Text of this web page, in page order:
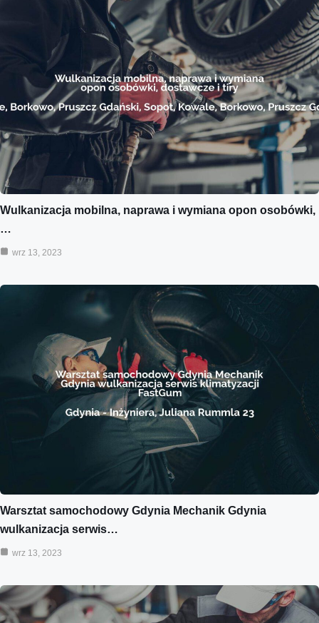
Wulkanizacja mobilna, naprawa i wymiana opon osobówki,
…
wrz 13, 2023
Warsztat samochodowy Gdynia Mechanik Gdynia
wulkanizacja serwis…
wrz 13, 2023